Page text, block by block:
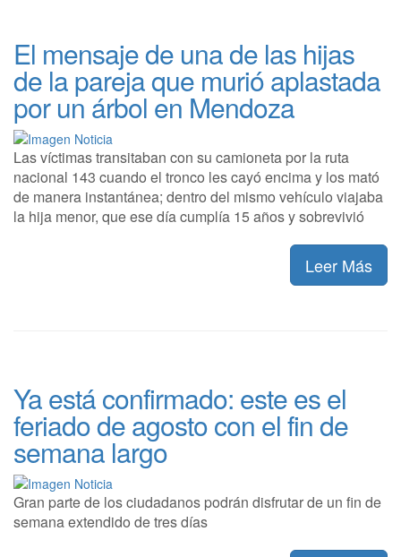
El mensaje de una de las hijas
de la pareja que murió aplastada
por un árbol en Mendoza
Las víctimas transitaban con su camioneta por la ruta
nacional 143 cuando el tronco les cayó encima y los mató
de manera instantánea; dentro del mismo vehículo viajaba
la hija menor, que ese día cumplía 15 años y sobrevivió
Leer Más
Ya está confirmado: este es el
feriado de agosto con el fin de
semana largo
Gran parte de los ciudadanos podrán disfrutar de un fin de
semana extendido de tres días